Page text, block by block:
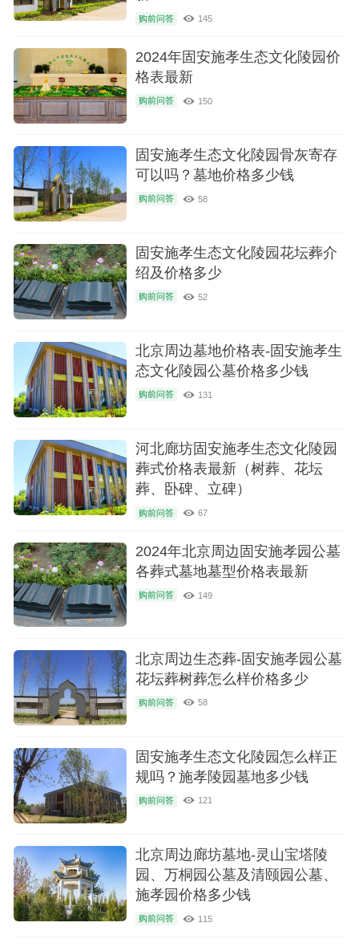
购前问答 145
2024年固安施孝生态文化陵园价
格表最新
购前问答 150
固安施孝生态文化陵园骨灰寄存
可以吗？墓地价格多少钱
购前问答 58
固安施孝生态文化陵园花坛葬介
绍及价格多少
购前问答 52
北京周边墓地价格表-固安施孝生
态文化陵园公墓价格多少钱
购前问答 131
河北廊坊固安施孝生态文化陵园
葬式价格表最新（树葬、花坛
葬、卧碑、立碑）
购前问答 67
2024年北京周边固安施孝园公墓
各葬式墓地墓型价格表最新
购前问答 149
北京周边生态葬-固安施孝园公墓
花坛葬树葬怎么样价格多少
购前问答 58
固安施孝生态文化陵园怎么样正
规吗？施孝陵园墓地多少钱
购前问答 121
北京周边廊坊墓地-灵山宝塔陵
园、万桐园公墓及清颐园公墓、
施孝园价格多少钱
购前问答 115